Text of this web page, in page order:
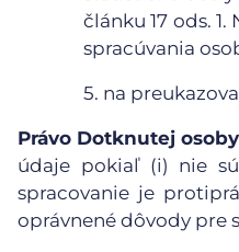
článku 17 ods.
spracúvania
5. na
Právo Dotknutej
údaje pokiaľ (i) nie
spracovanie je
oprávnené dôvody pre